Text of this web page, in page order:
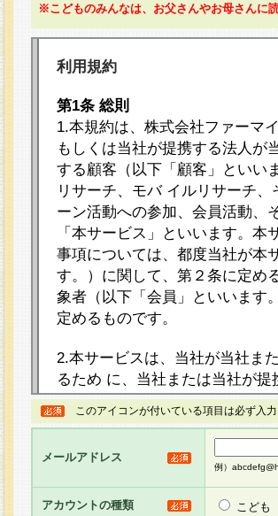
※こどものみんなは、お父さんやお母さんに
利用規約
第1条 総則
1.本規約は、株式会社ファーマ
もしくは当社が提携する法人が
する顧客（以下「顧客」といい
リサーチ、モバ イルリサーチ
ーン活動への参加、会員活動、
「本サービス」といいます。
事項については、都度当社が本
す。）に関して、第２条に定め
象者（以下「会員」といいます
定めるものです。
2.本サービスは、当社が当社ま
るため に、当社または当社が
ト（以下「本サイト」といいま
ージを設け、会員がアンケー
し、その結果を当社が集計・
るものです。なお、本サービ
員に対して本サービスの依頼を
た全ての会員に対して本サービ
このアイコンが付いている項目は必ず入力
メールアドレス
例）
アカウントの種類 こども